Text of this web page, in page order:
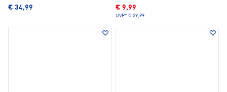
€ 34,99 € 9,99
UVP* € 29,99